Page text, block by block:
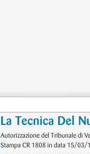
La Tecnica Del
Autorizzazione del Tribunale di
Stampa CR 1808 in data 15/03/